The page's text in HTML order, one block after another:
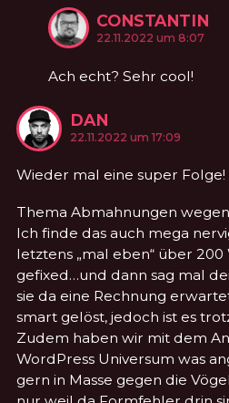
CONSTANTIN
am
22.11.2022 um 8:07
Ach echt? Sehr cool!
DAN
am
22.11.2022 um 17:09
Wieder mal eine super Folge!
Thema Abmahnungen
Ich finde das auch mega
letztens „mal eben“ über 200
gefixed…und dann sag mal
sie da eine Rechnung
smart gelöst, jedoch ist es
Zudem haben wir mit dem
WordPress Universum was
gern in Masse gegen die